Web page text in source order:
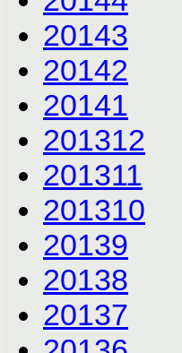
20143
20142
20141
201312
201311
201310
20139
20138
20137